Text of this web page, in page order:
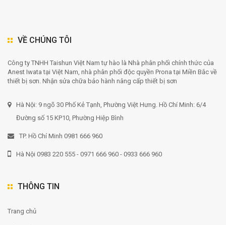
VỀ CHÚNG TÔI
Công ty TNHH Taishun Việt Nam tự hào là Nhà phân phối chính thức của
Anest Iwata tại Việt Nam, nhà phân phối độc quyền Prona tại Miền Bắc về
thiết bị sơn. Nhận sửa chữa bảo hành nâng cấp thiết bị sơn
Hà Nội: 9 ngõ 30 Phố Kẻ Tạnh, Phường Việt Hưng. Hồ Chí Minh: 6/4
Đường số 15 KP10, Phường Hiệp Bình
TP. Hồ Chí Minh 0981 666 960
Hà Nội 0983 220 555 - 0971 666 960 - 0933 666 960
THÔNG TIN
Trang chủ